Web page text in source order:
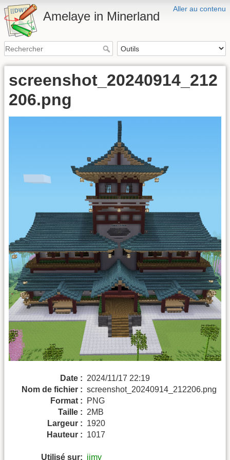
Aller au contenu
Amelaye in Minerland
screenshot_20240914_212
206.png
Date : 2024/11/17 22:19
Nom de fichier : screenshot_20240914_212206.png
Format :
PNG
Taille : 2MB
Largeur : 1920
Hauteur : 1017
Utilisé sur: jimy